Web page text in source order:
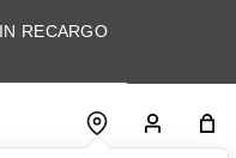
RECARGO